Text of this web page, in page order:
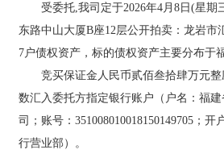
受委托,我司定于2026年4月8日(星期
东路中山大厦B座12层公开拍卖：龙岩市
7户债权资产，标的债权资产主要分布于
竞买保证金人民币贰佰叁拾肆万元整
数汇入委托方指定银行账户（户名：福
司；账号：351008010018150149705；
行营业部）。